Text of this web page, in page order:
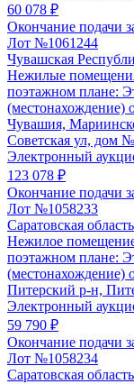
60 078 ₽
Окончание подачи
Лот №1061244
Чувашская
Нежилые
поэтажном плане:
(местонахождение)
Чувашия,
Советская ул, дом
Электронный
123 078 ₽
Окончание подачи
Лот №1058233
Саратовская область
Нежилое
поэтажном плане:
(местонахождение)
Питерский р-н,
Электронный
59 790 ₽
Окончание подачи
Лот №1058234
Саратовская область